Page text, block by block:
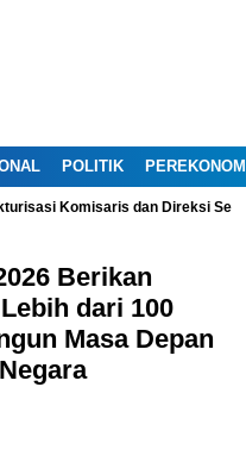
POLITIK
Komisaris dan Direksi
Berikan
dari 100
Masa Depan